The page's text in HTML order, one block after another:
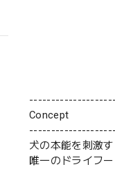
Concept
犬の本能を刺激
唯一のドライフ